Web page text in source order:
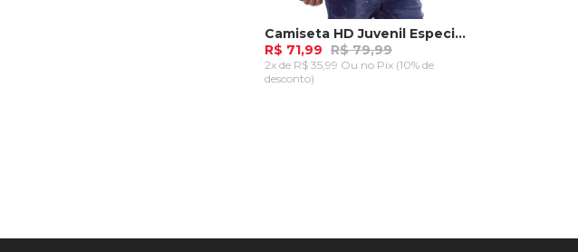
Camiseta HD Juvenil Especial Estampada Island Preta
R$ 71,99 R$ 79,99
2x de R$ 35,99 Ou no Pix (10% de
desconto)